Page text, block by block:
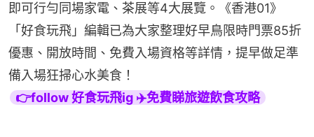
即可行勻同場家電、茶展等4大展覽。《香港01》
「好食玩飛」編輯已為大家整理好早鳥限時門票85折
優惠、開放時間、免費入場資格等詳情，提早做足準
備入場狂掃心水美食！
👉follow 好食玩飛ig ✈️免費睇旅遊飲食攻略